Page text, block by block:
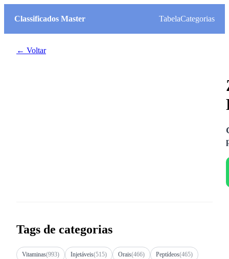
Classificados Master TabelaCategorias
← Voltar
Tags de categorias
Vitaminas(993) Injetáveis(515) Orais(466) Peptídeos(465)